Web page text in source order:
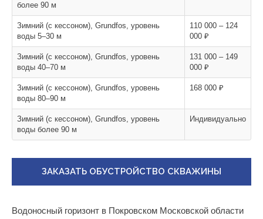
более 90 м
Зимний (с кессоном), Grundfos, уровень
воды 5–30 м
110 000 – 124
000 ₽
Зимний (с кессоном), Grundfos, уровень
воды 40–70 м
131 000 – 149
000 ₽
Зимний (с кессоном), Grundfos, уровень
воды 80–90 м
168 000 ₽
Зимний (с кессоном), Grundfos, уровень
воды более 90 м
Индивидуально
ЗАКАЗАТЬ ОБУСТРОЙСТВО СКВАЖИНЫ
Водоносный горизонт в Покровском Московской области